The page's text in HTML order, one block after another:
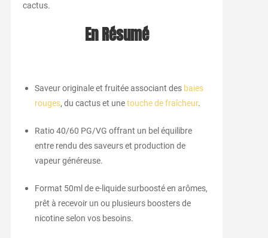
cactus.
En Résumé
Saveur originale et fruitée associant des baies
rouges, du cactus et unetouche de fraîcheur.
Ratio 40/60 PG/VG offrant un bel équilibre
entre rendu des saveurs et production de
vapeur généreuse.
Format 50ml de e-liquide surboosté en arômes,
prêt à recevoir un ou plusieurs boosters de
nicotine selon vos besoins.